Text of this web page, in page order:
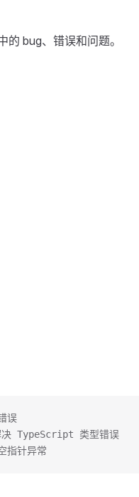
bug、错误和问题。
误
TypeScript 类型错误
针异常